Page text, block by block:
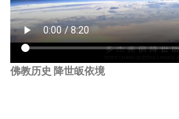
佛教历史 降世皈依境